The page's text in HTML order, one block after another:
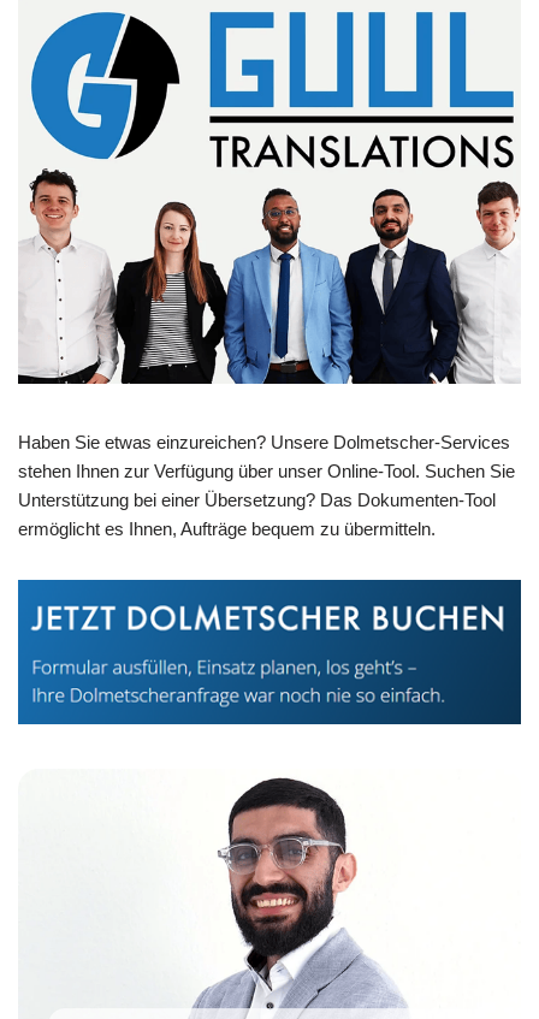
Haben Sie etwas einzureichen? Unsere Dolmetscher-Services
stehen Ihnen zur Verfügung über unser Online-Tool. Suchen Sie
Unterstützung bei einer Übersetzung? Das Dokumenten-Tool
ermöglicht es Ihnen, Aufträge bequem zu übermitteln.